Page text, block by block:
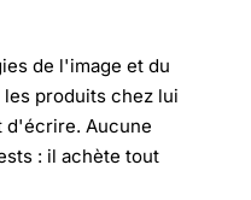
de l'image et du
les produits chez lui
d'écrire. Aucune
: il achète tout